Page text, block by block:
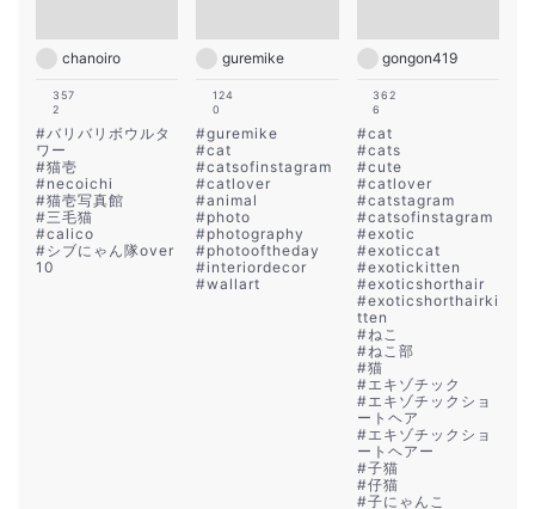
chanoiro
357
2
#バリバリボウルタ
ワー
#猫壱
#necoichi
#猫壱写真館
#三毛猫
#calico
#シブにゃん隊over
10
guremike
124
0
#guremike
#cat
#catsofinstagram
#catlover
#animal
#photo
#photography
#photooftheday
#interiordecor
#wallart
gongon419
362
6
#cat
#cats
#cute
#catlover
#catstagram
#catsofinstagram
#exotic
#exoticcat
#exotickitten
#exoticshorthair
#exoticshorthairki
tten
#ねこ
#ねこ部
#猫
#エキゾチック
#エキゾチックショ
ートヘア
#エキゾチックショ
ートヘアー
#子猫
#仔猫
#子にゃんこ